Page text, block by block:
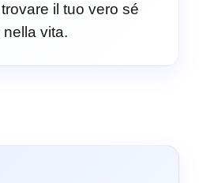
il tuo vero sé
vita.